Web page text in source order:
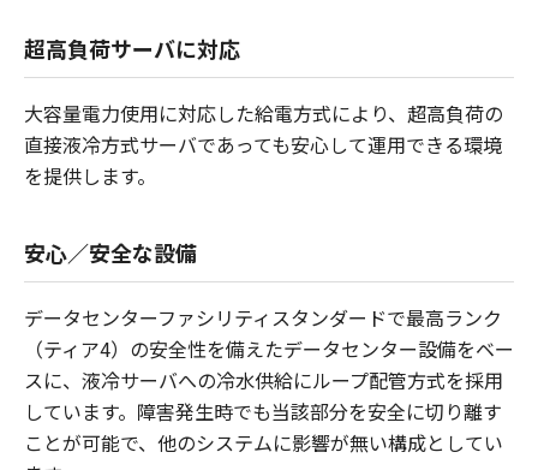
超高負荷サーバに対応
大容量電力使用に対応した給電方式により、超高負荷の
直接液冷方式サーバであっても安心して運用できる環境
を提供します。
安心／安全な設備
データセンターファシリティスタンダードで最高ランク
（ティア4）の安全性を備えたデータセンター設備をベー
スに、液冷サーバへの冷水供給にループ配管方式を採用
しています。障害発生時でも当該部分を安全に切り離す
ことが可能で、他のシステムに影響が無い構成としてい